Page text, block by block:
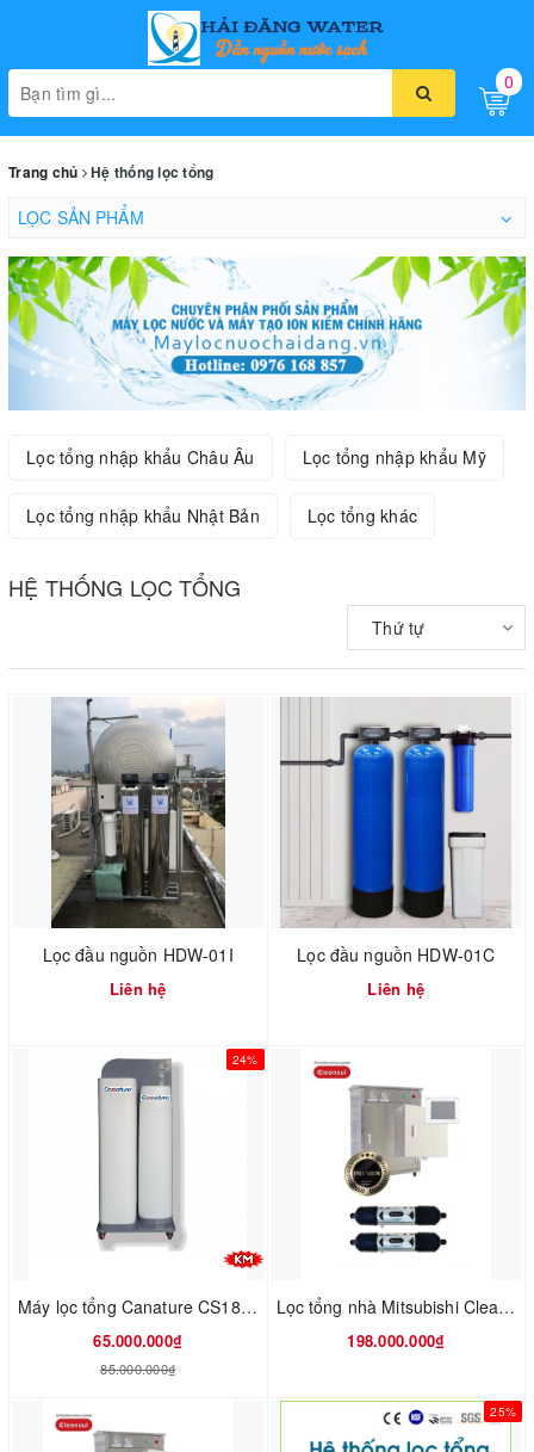
Toggle
0
Trang chủ Hệ thống lọc tổng
LỌC SẢN PHẨM
Lọc tổng nhập khẩu Châu Âu Lọc tổng nhập khẩu Mỹ
Lọc tổng nhập khẩu Nhật Bản Lọc tổng khác
HỆ THỐNG LỌC TỔNG
Thứ tự
Lọc đầu nguồn HDW-01I
Liên hệ
Lọc đầu nguồn HDW-01C
Liên hệ
24%
Máy lọc tổng Canature CS18H Series
65.000.000₫
85.000.000₫
Lọc tổng nhà Mitsubishi Cleansui MPOE-P
198.000.000₫
25%